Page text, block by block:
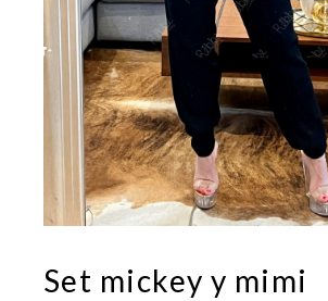
Set mickey y mimi